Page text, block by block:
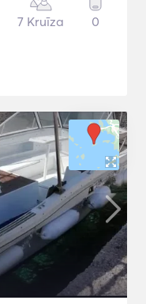
7 Kruīza 0